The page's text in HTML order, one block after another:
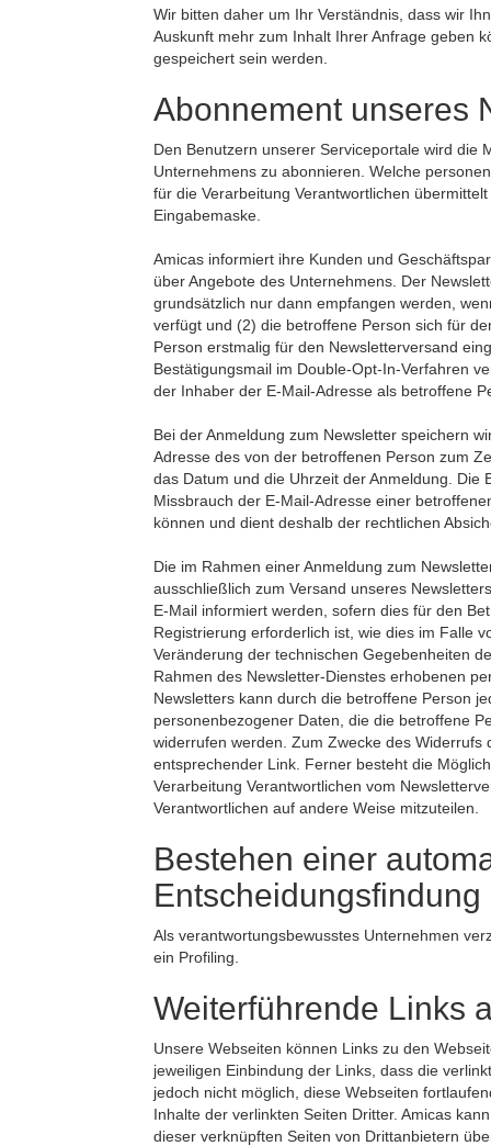
Wir bitten daher um Ihr Verständnis, dass wir
Auskunft mehr zum Inhalt Ihrer Anfrage geben
gespeichert sein werden.
Abonnement unseres
Den Benutzern unserer Serviceportale wird die
Unternehmens zu abonnieren. Welche
für die Verarbeitung Verantwortlichen
Eingabemaske.
Amicas informiert ihre Kunden und
über Angebote des Unternehmens. Der
grundsätzlich nur dann empfangen werden,
verfügt und (2) die betroffene Person sich für
Person erstmalig für den Newsletterversand
Bestätigungsmail im Double-Opt-In-Verfahren
der Inhaber der E-Mail-Adresse als betroffene
Bei der Anmeldung zum Newsletter speichern
Adresse des von der betroffenen Person zum
das Datum und die Uhrzeit der Anmeldung.
Missbrauch der E-Mail-Adresse einer
können und dient deshalb der rechtlichen
Die im Rahmen einer Anmeldung zum
ausschließlich zum Versand unseres
E-Mail informiert werden, sofern dies für den
Registrierung erforderlich ist, wie dies im Falle
Veränderung der technischen Gegebenheiten
Rahmen des Newsletter-Dienstes erhobenen
Newsletters kann durch die betroffene Person
personenbezogener Daten, die die betroffene
widerrufen werden. Zum Zwecke des
entsprechender Link. Ferner besteht die
Verarbeitung Verantwortlichen vom
Verantwortlichen auf andere Weise mitzuteilen.
Bestehen einer
Entscheidungsfindung
Als verantwortungsbewusstes Unternehmen
ein Profiling.
Weiterführende Links
Unsere Webseiten können Links zu den
jeweiligen Einbindung der Links, dass die
jedoch nicht möglich, diese Webseiten
Inhalte der verlinkten Seiten Dritter. Amicas
dieser verknüpften Seiten von Drittanbietern